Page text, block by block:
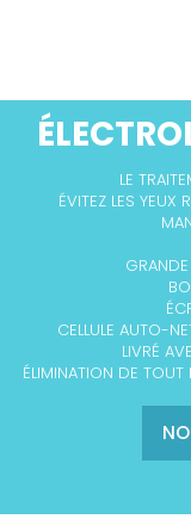
LE
ÉVITEZ LES YEUX
CELLULE AUTO-
LIVRÉ
ÉLIMINATION DE TOUT